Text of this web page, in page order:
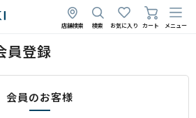
店舗検索 検索 お気に入り カート メニュー
員登録
会員のお客様